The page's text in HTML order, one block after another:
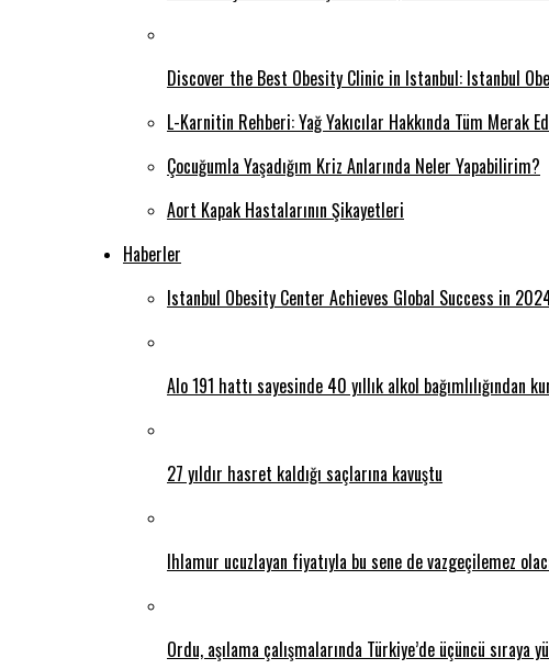
Discover the Best Obesity Clinic in Istanbul: Istanbul
L-Karnitin Rehberi: Yağ Yakıcılar Hakkında Tüm Merak
Çocuğumla Yaşadığım Kriz Anlarında Neler Yapabilirim?
Aort Kapak Hastalarının Şikayetleri
Haberler
Istanbul Obesity Center Achieves Global Success in
Alo 191 hattı sayesinde 40 yıllık alkol bağımlılığından
27 yıldır hasret kaldığı saçlarına kavuştu
Ihlamur ucuzlayan fiyatıyla bu sene de vazgeçilemez
Ordu, aşılama çalışmalarında Türkiye’de üçüncü sıraya